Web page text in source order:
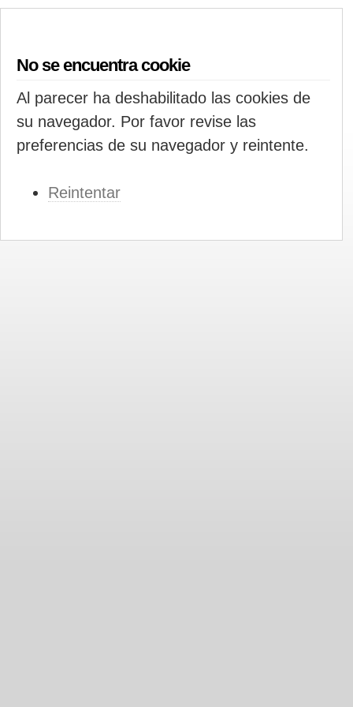
No se encuentra cookie
Al parecer ha deshabilitado las cookies de
su navegador. Por favor revise las
preferencias de su navegador y reintente.
Reintentar